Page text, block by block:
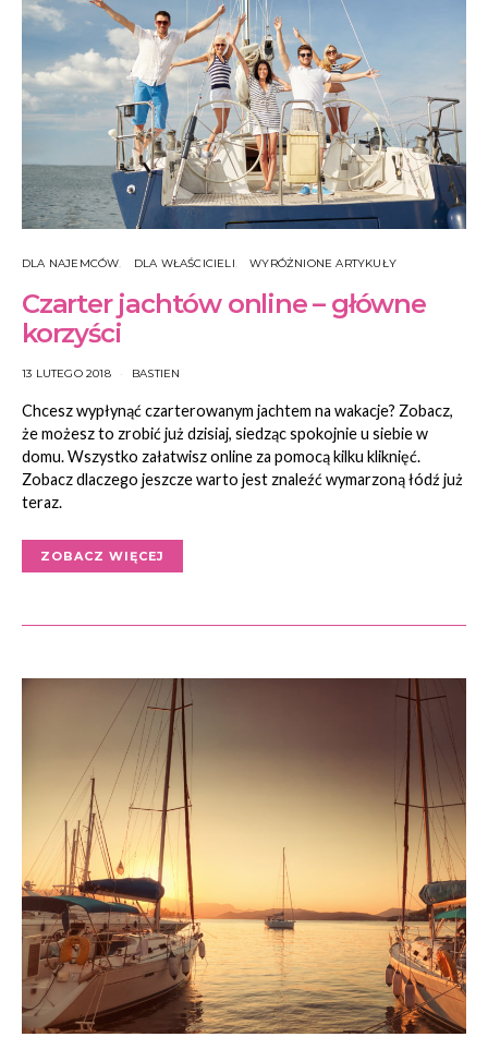
DLA NAJEMCÓW DLA WŁAŚCICIELI WYRÓŻNIONE ARTYKUŁY
Czarter jachtów online – główne
korzyści
13 LUTEGO 2018 BASTIEN
Chcesz wypłynąć czarterowanym jachtem na wakacje? Zobacz,
że możesz to zrobić już dzisiaj, siedząc spokojnie u siebie w
domu. Wszystko załatwisz online za pomocą kilku kliknięć.
Zobacz dlaczego jeszcze warto jest znaleźć wymarzoną łódź już
teraz.
ZOBACZ WIĘCEJ